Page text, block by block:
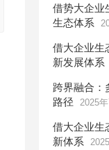
借势大企业
生态体系
借大企业生
新发展体系
跨界融合：
路径
2025
借大企业生
新体系